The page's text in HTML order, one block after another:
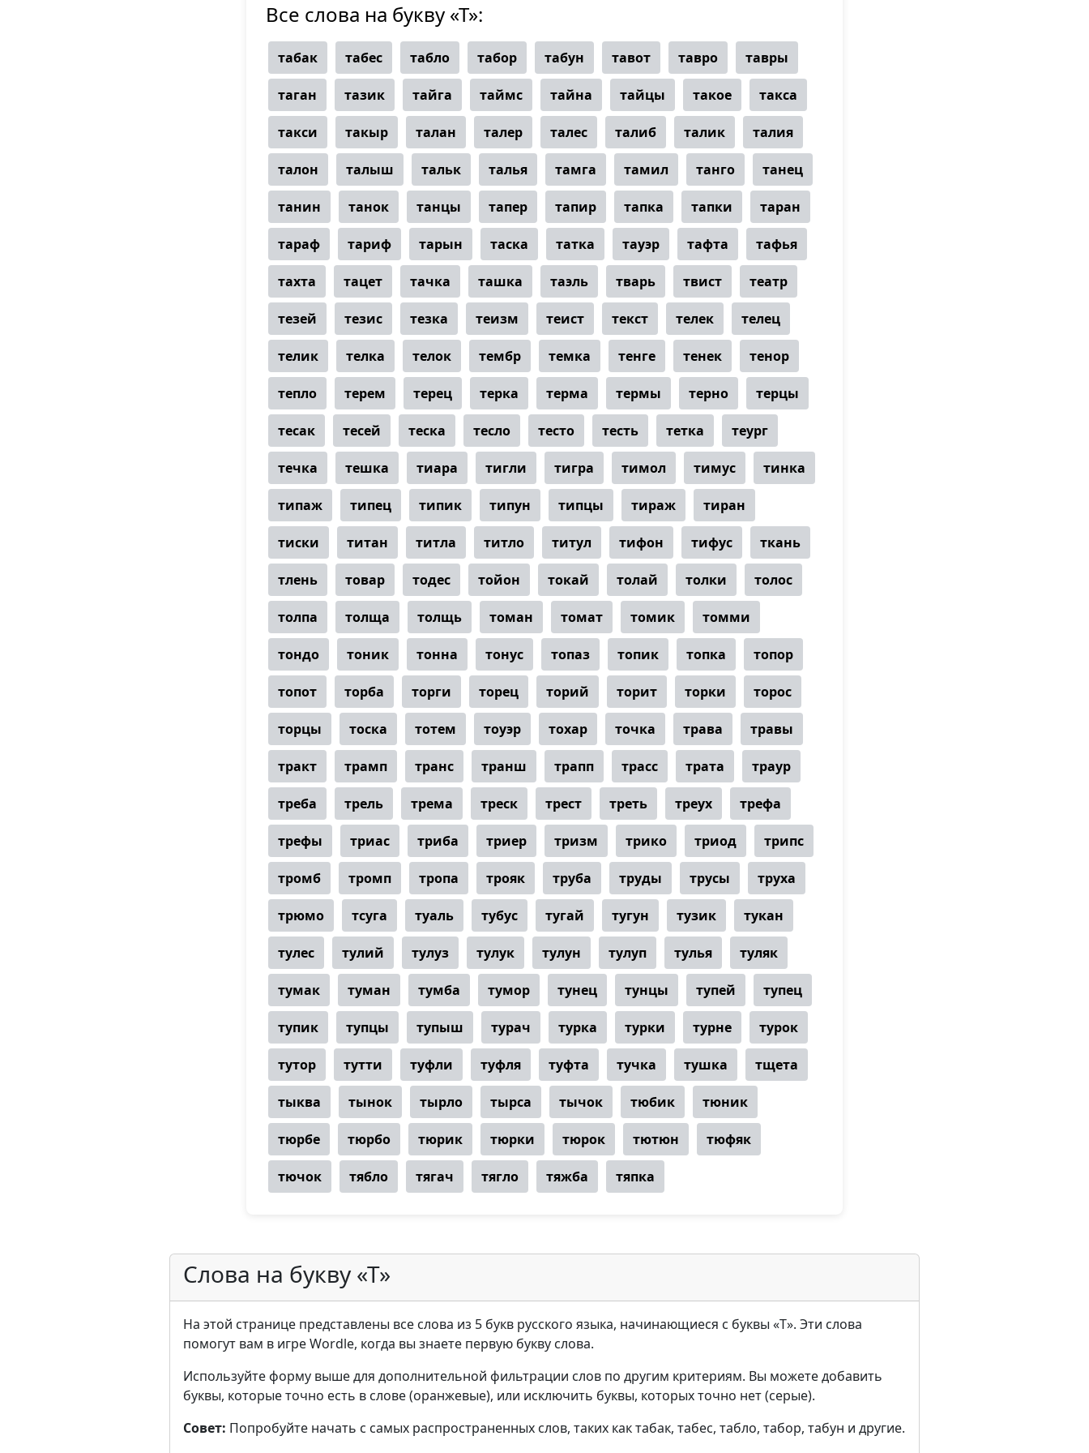
Все слова на букву «Т»:
табак табес табло табор табун тавот тавро тавры
таган тазик тайга таймс тайна тайцы такое такса
такси такыр талан талер талес талиб талик талия
талон талыш тальк талья тамга тамил танго танец
танин танок танцы тапер тапир тапка тапки таран
тараф тариф тарын таска татка тауэр тафта тафья
тахта тацет тачка ташка таэль тварь твист театр
тезей тезис тезка теизм теист текст телек телец
телик телка телок тембр темка тенге тенек тенор
тепло терем терец терка терма термы терно терцы
тесак тесей теска тесло тесто тесть тетка теург
течка тешка тиара тигли тигра тимол тимус тинка
типаж типец типик типун типцы тираж тиран
тиски титан титла титло титул тифон тифус ткань
тлень товар тодес тойон токай толай толки толос
толпа толща толщь томан томат томик томми
тондо тоник тонна тонус топаз топик топка топор
топот торба торги торец торий торит торки торос
торцы тоска тотем тоуэр тохар точка трава травы
тракт трамп транс транш трапп трасс трата траур
треба трель трема треск трест треть треух трефа
трефы триас триба триер тризм трико триод трипс
тромб тромп тропа трояк труба труды трусы труха
трюмо тсуга туаль тубус тугай тугун тузик тукан
тулес тулий тулуз тулук тулун тулуп тулья туляк
тумак туман тумба тумор тунец тунцы тупей тупец
тупик тупцы тупыш турач турка турки турне турок
тутор тутти туфли туфля туфта тучка тушка тщета
тыква тынок тырло тырса тычок тюбик тюник
тюрбе тюрбо тюрик тюрки тюрок тютюн тюфяк
тючок тябло тягач тягло тяжба тяпка
Слова на букву «Т»
На этой странице представлены все слова из 5 букв русского языка, начинающиеся с буквы «Т». Эти слова
помогут вам в игре Wordle, когда вы знаете первую букву слова.
Используйте форму выше для дополнительной фильтрации слов по другим критериям. Вы можете добавить
буквы, которые точно есть в слове (оранжевые), или исключить буквы, которых точно нет (серые).
Совет: Попробуйте начать с самых распространенных слов, таких как табак, табес, табло, табор, табун и другие.